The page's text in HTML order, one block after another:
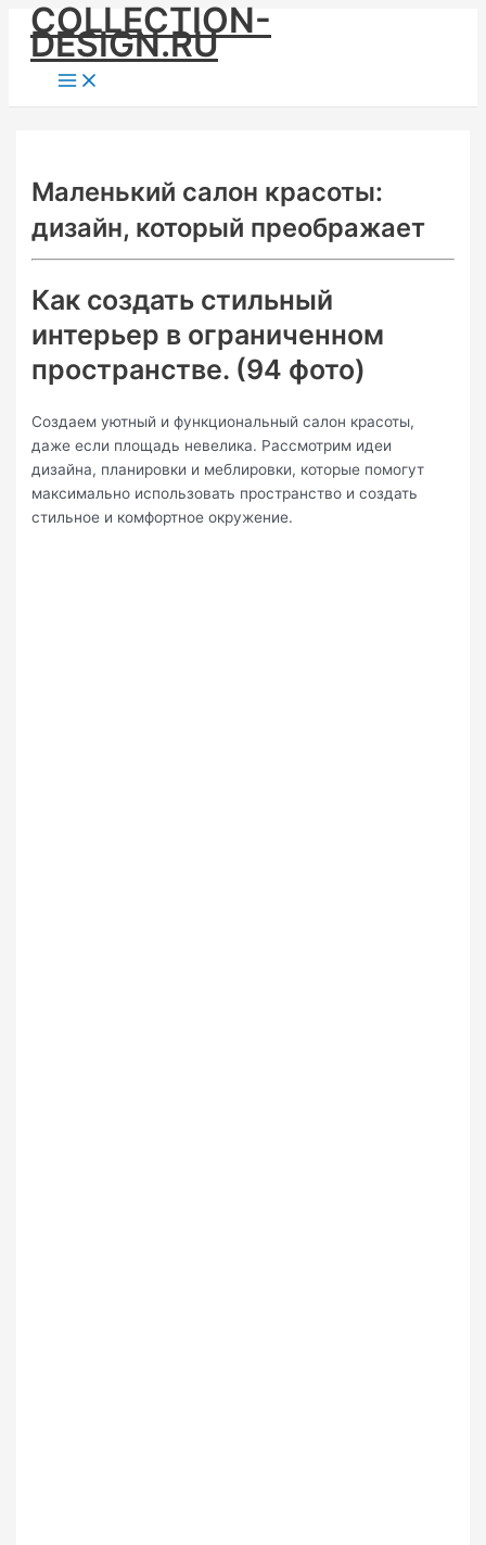
Skip
content
COLLECTION-
DESIGN.RU
Main
Menu
Маленький салон красоты:
дизайн, который преображает
Как создать стильный
интерьер в ограниченном
пространстве. (94 фото)
Создаем уютный и функциональный салон красоты,
даже если площадь невелика. Рассмотрим идеи
дизайна, планировки и меблировки, которые помогут
максимально использовать пространство и создать
стильное и комфортное окружение.